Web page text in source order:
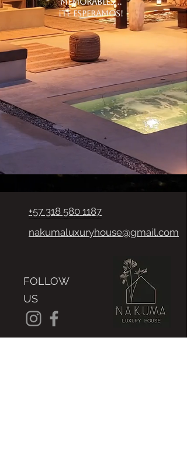
¡te esperamos!
+57 318 580 1187
nakumaluxuryhouse@gmail.com
FOLLOW
US